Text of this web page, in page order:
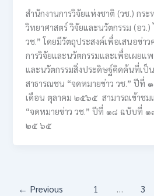
สำนักงานการวิจัยแห่งชาติ (วช.) กระ
วิทยาศาสตร์ วิจัยและนวัตกรรม (อว
วช.” โดยมีวัตถุประสงค์เพื่อเสนอข่า
การวิจัยและนวัตกรรมและเพื่อเผยแ
และนวัตกรรมสิ่งประดิษฐ์คิดค้นที่เป็
สาธารณชน “จดหมายข่าว วช.” ปีที่
เดือน ตุลาคม ๒๕๖๕ สามารถเข้าชม
“จดหมายข่าว วช.” ปีที่ ๑๘ ฉบับที่ ๑
๒๕ ๖๕
← Previous 1 … 3